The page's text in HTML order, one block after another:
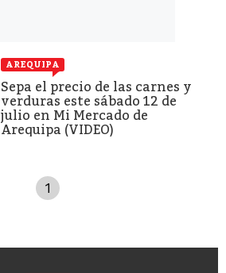
AREQUIPA
Sepa el precio de las carnes y
verduras este sábado 12 de
julio en Mi Mercado de
Arequipa (VIDEO)
1